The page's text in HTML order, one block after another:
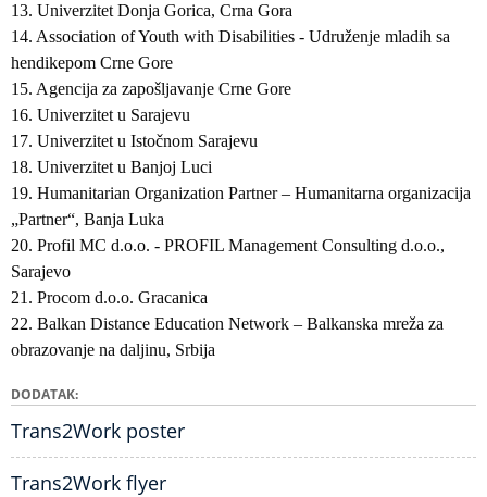
13. Univerzitet Donja Gorica, Crna Gora
14. Association of Youth with Disabilities - Udruženje mladih sa
hendikepom Crne Gore
15. Agencija za zapošljavanje Crne Gore
16. Univerzitet u Sarajevu
17. Univerzitet u Istočnom Sarajevu
18. Univerzitet u Banjoj Luci
19. Humanitarian Organization Partner – Humanitarna organizacija
„Partner“, Banja Luka
20. Profil MC d.o.o. - PROFIL Management Consulting d.o.o.,
Sarajevo
21. Procom d.o.o. Gracanica
22. Balkan Distance Education Network – Balkanska mreža za
obrazovanje na daljinu, Srbija
DODATAK
Trans2Work poster
Trans2Work flyer